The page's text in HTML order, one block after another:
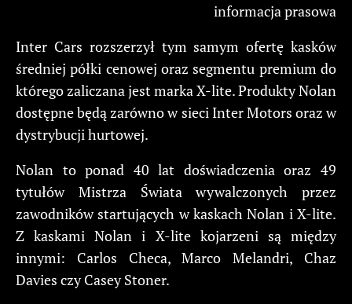
informacja prasowa
Inter Cars rozszerzył tym samym ofertę kasków
średniej półki cenowej oraz segmentu premium do
którego zaliczana jest marka X-lite. Produkty Nolan
dostępne będą zarówno w sieci Inter Motors oraz w
dystrybucji hurtowej.
Nolan to ponad 40 lat doświadczenia oraz 49
tytułów Mistrza Świata wywalczonych przez
zawodników startujących w kaskach Nolan i X-lite.
Z kaskami Nolan i X-lite kojarzeni są między
innymi: Carlos Checa, Marco Melandri, Chaz
Davies czy Casey Stoner.